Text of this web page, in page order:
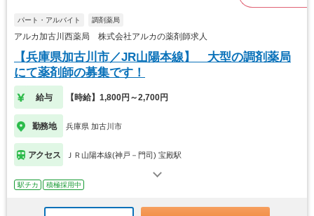
パート・アルバイト 調剤薬局
アルカ加古川西薬局 株式会社アルカの薬剤師求人
【兵庫県加古川市／JR山陽本線】 大型の調剤薬局
にて薬剤師の募集です！
給与 【時給】1,800円～2,700円
勤務地 兵庫県 加古川市
アクセス ＪＲ山陽本線(神戸－門司) 宝殿駅
駅チカ 積極採用中